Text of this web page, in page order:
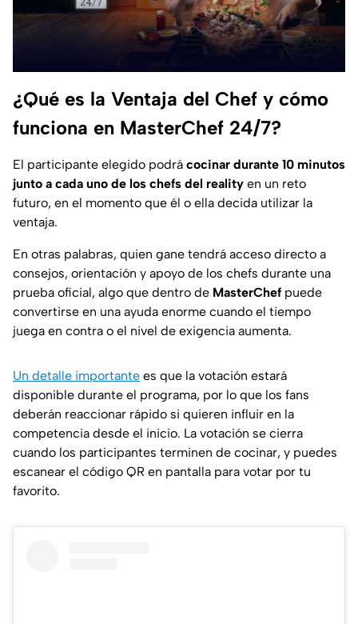
¿Qué es la Ventaja del Chef y cómo
funciona en MasterChef 24/7?
El participante elegido podrá cocinar durante 10 minutos
junto a cada uno de los chefs del reality en un reto
futuro, en el momento que él o ella decida utilizar la
ventaja.
En otras palabras, quien gane tendrá acceso directo a
consejos, orientación y apoyo de los chefs durante una
prueba oficial, algo que dentro de MasterChef puede
convertirse en una ayuda enorme cuando el tiempo
juega en contra o el nivel de exigencia aumenta.
Un detalle importante es que la votación estará
disponible durante el programa, por lo que los fans
deberán reaccionar rápido si quieren influir en la
competencia desde el inicio. La votación se cierra
cuando los participantes terminen de cocinar, y puedes
escanear el código QR en pantalla para votar por tu
favorito.